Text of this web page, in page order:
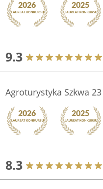
9.3
Agroturystyka Szkwa 23
8.3